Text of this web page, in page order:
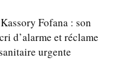
Fofana : son
d’alarme et réclame
urgente